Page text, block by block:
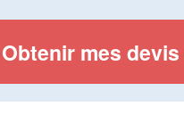
Obtenir mes devis